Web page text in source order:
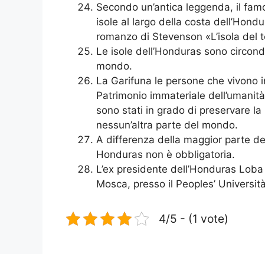
Secondo un’antica leggenda, il
isole al largo della costa
romanzo di Stevenson «L’isola del
Le isole dell’Honduras sono
mondo.
La Garifuna le persone che vivono
Patrimonio immateriale
sono stati in grado di preservare
nessun’altra parte del mondo.
A differenza della maggior parte
Honduras non è obbligatoria.
L’ex presidente dell’Honduras
Mosca, presso il Peoples’
4/5 - (1 vote)